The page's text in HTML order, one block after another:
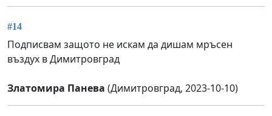
#14
Подписвам защото не искам да дишам мръсен
въздух в Димитровград
Златомира Панева (Димитровград, 2023-10-10)